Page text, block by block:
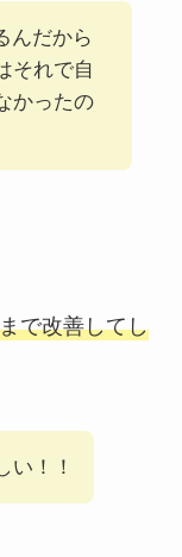
んだから
それで自
かったの
で改善してし
い！！